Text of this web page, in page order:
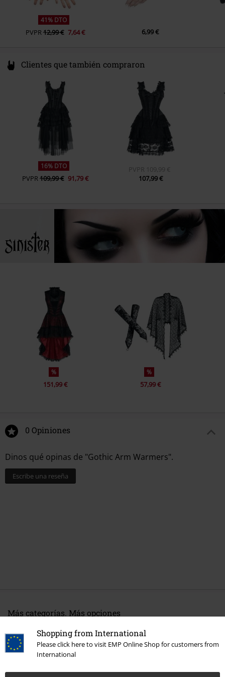
Shopping from International
Please click here to visit EMP Online Shop for customers from
International
41% DTO
PVPR12,99 € 7,64 € 6,99 €
Clientes que también compraron
16% DTO
PVPR109,99 € 91,79 €
PVPR
109,99 €
107,99 €
%
151,99 €
%
57,99 €
0 Opiniones
Dinos qué opinas de "Gothic Arm Warmers".
Escribe una reseña
Más categorías. Más opciones
Punk Accesorios
Marcas Ropa Sinister Gothic